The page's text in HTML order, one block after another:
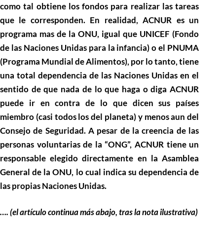
como tal obtiene los fondos para realizar las tareas
que le corresponden. En realidad, ACNUR es un
programa mas de la ONU, igual que UNICEF (Fondo
de las Naciones Unidas para la infancia) o el PNUMA
(Programa Mundial de Alimentos), por lo tanto, tiene
una total dependencia de las Naciones Unidas en el
sentido de que nada de lo que haga o diga ACNUR
puede ir en contra de lo que dicen sus países
miembro (casi todos los del planeta) y menos aun del
Consejo de Seguridad. A pesar de la creencia de las
personas voluntarias de la “ONG”, ACNUR tiene un
responsable elegido directamente en la Asamblea
General de la ONU, lo cual indica su dependencia de
las propias Naciones Unidas.
…. (el artículo continua más abajo, tras la nota ilustrativa)